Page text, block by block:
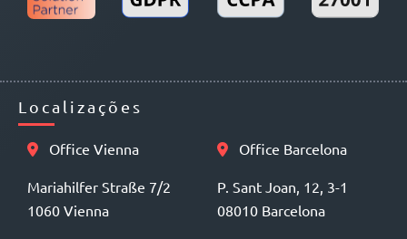
Localizações
Office Vienna
Mariahilfer Straße 7/2
1060 Vienna
Office Barcelona
P. Sant Joan, 12, 3-1
08010 Barcelona